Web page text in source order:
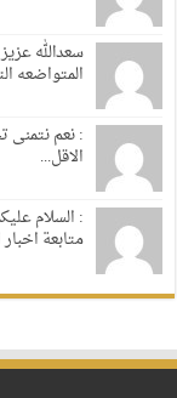
سعدالله
المتواضعه
: نعم
الاقل...
: السلام
متابعة اخبار